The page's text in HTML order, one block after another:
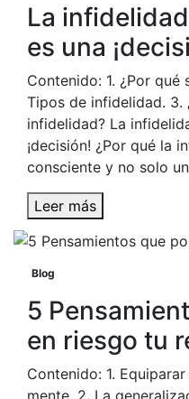
La
es una
Contenido: 1. ¿Por
Tipos de infidelidad. 3.
infidelidad? La
¡decisión! ¿Por qué la
consciente y no solo
Leer más
Blog
5
en riesgo tu
Contenido: 1.
mente. 2. La